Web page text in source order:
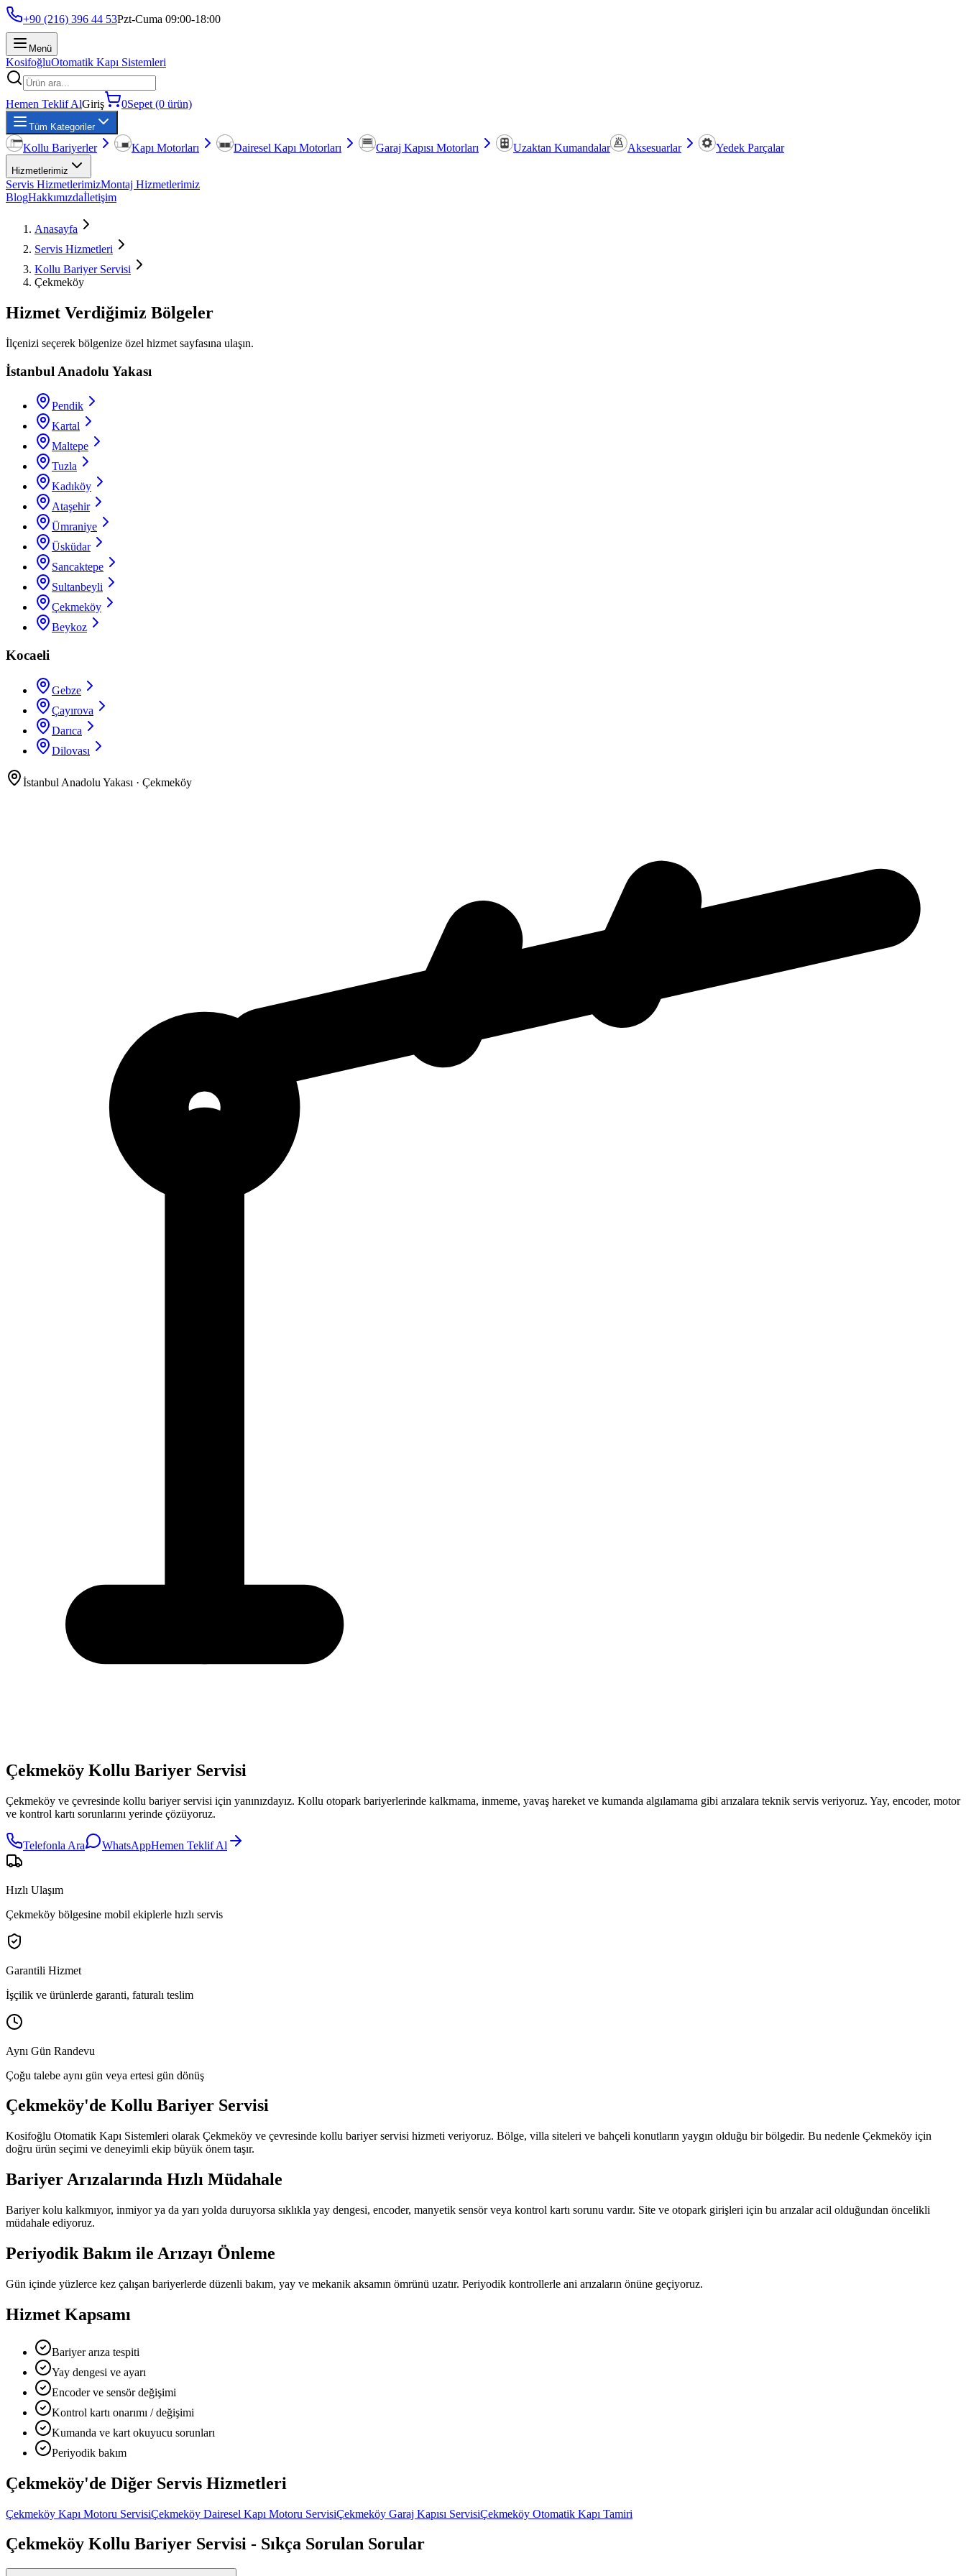
+90 (216) 396 44 53Pzt-Cuma 09:00-18:00
Menü
KosifoğluOtomatik Kapı Sistemleri
Hemen Teklif AlGiriş 0Sepet (0 ürün)
Tüm Kategoriler
Kollu Bariyerler Kapı Motorları Dairesel Kapı Motorları Garaj Kapısı Motorları Uzaktan Kumandalar Aksesuarlar Yedek Parçalar
Hizmetlerimiz
Servis HizmetlerimizMontaj Hizmetlerimiz
BlogHakkımızdaİletişim
Anasayfa
Servis Hizmetleri
Kollu Bariyer Servisi
Çekmeköy
Hizmet Verdiğimiz Bölgeler
İlçenizi seçerek bölgenize özel hizmet sayfasına ulaşın.
İstanbul Anadolu Yakası
Pendik
Kartal
Maltepe
Tuzla
Kadıköy
Ataşehir
Ümraniye
Üsküdar
Sancaktepe
Sultanbeyli
Çekmeköy
Beykoz
Kocaeli
Gebze
Çayırova
Darıca
Dilovası
İstanbul Anadolu Yakası · Çekmeköy
Çekmeköy Kollu Bariyer Servisi
Çekmeköy ve çevresinde kollu bariyer servisi için yanınızdayız. Kollu otopark bariyerlerinde kalkmama, inmeme, yavaş hareket ve kumanda algılamama gibi arızalara teknik servis veriyoruz. Yay, encoder, motor
ve kontrol kartı sorunlarını yerinde çözüyoruz.
Telefonla Ara WhatsAppHemen Teklif Al
Hızlı Ulaşım
Çekmeköy bölgesine mobil ekiplerle hızlı servis
Garantili Hizmet
İşçilik ve ürünlerde garanti, faturalı teslim
Aynı Gün Randevu
Çoğu talebe aynı gün veya ertesi gün dönüş
Çekmeköy'de Kollu Bariyer Servisi
Kosifoğlu Otomatik Kapı Sistemleri olarak Çekmeköy ve çevresinde kollu bariyer servisi hizmeti veriyoruz. Bölge, villa siteleri ve bahçeli konutların yaygın olduğu bir bölgedir. Bu nedenle Çekmeköy için
doğru ürün seçimi ve deneyimli ekip büyük önem taşır.
Bariyer Arızalarında Hızlı Müdahale
Bariyer kolu kalkmıyor, inmiyor ya da yarı yolda duruyorsa sıklıkla yay dengesi, encoder, manyetik sensör veya kontrol kartı sorunu vardır. Site ve otopark girişleri için bu arızalar acil olduğundan öncelikli
müdahale ediyoruz.
Periyodik Bakım ile Arızayı Önleme
Gün içinde yüzlerce kez çalışan bariyerlerde düzenli bakım, yay ve mekanik aksamın ömrünü uzatır. Periyodik kontrollerle ani arızaların önüne geçiyoruz.
Hizmet Kapsamı
Bariyer arıza tespiti
Yay dengesi ve ayarı
Encoder ve sensör değişimi
Kontrol kartı onarımı / değişimi
Kumanda ve kart okuyucu sorunları
Periyodik bakım
Çekmeköy'de Diğer Servis Hizmetleri
Çekmeköy Kapı Motoru ServisiÇekmeköy Dairesel Kapı Motoru ServisiÇekmeköy Garaj Kapısı ServisiÇekmeköy Otomatik Kapı Tamiri
Çekmeköy Kollu Bariyer Servisi - Sıkça Sorulan Sorular